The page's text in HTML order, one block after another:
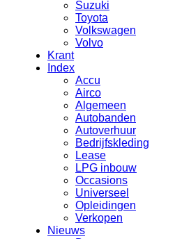
Suzuki
Toyota
Volkswagen
Volvo
Krant
Index
Accu
Airco
Algemeen
Autobanden
Autoverhuur
Bedrijfskleding
Lease
LPG inbouw
Occasions
Universeel
Opleidingen
Verkopen
Nieuws